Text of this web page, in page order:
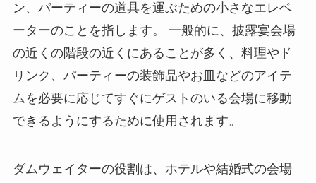
ン、パーティーの道具を運ぶための小さなエレベ
ーターのことを指します。 一般的に、披露宴会場
の近くの階段の近くにあることが多く、料理やド
リンク、パーティーの装飾品やお皿などのアイテ
ムを必要に応じてすぐにゲストのいる会場に移動
できるようにするために使用されます。
ダムウェイターの役割 は、ホテルや結婚式の会場